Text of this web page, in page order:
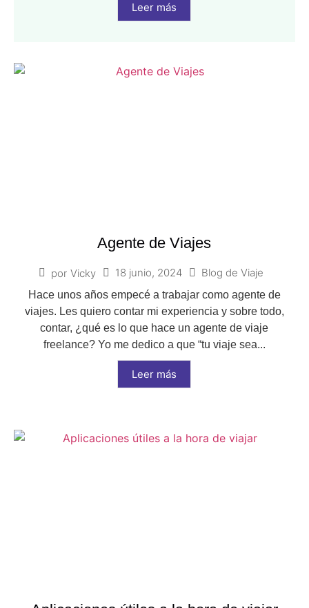
Leer más
Agente de Viajes
por Vicky 18 junio, 2024 Blog de Viaje
Hace unos años empecé a trabajar como agente de
viajes. Les quiero contar mi experiencia y sobre todo,
contar, ¿qué es lo que hace un agente de viaje
freelance? Yo me dedico a que “tu viaje sea...
Leer más